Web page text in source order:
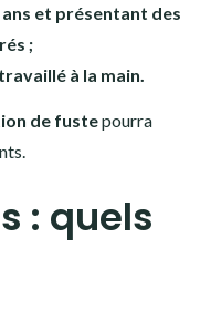
ans et présentant des
;
à la main.
de fustepourra
: quels